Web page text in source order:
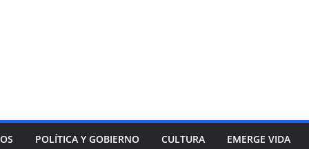
POLÍTICA Y GOBIERNO CULTURA EMERGE VIDA